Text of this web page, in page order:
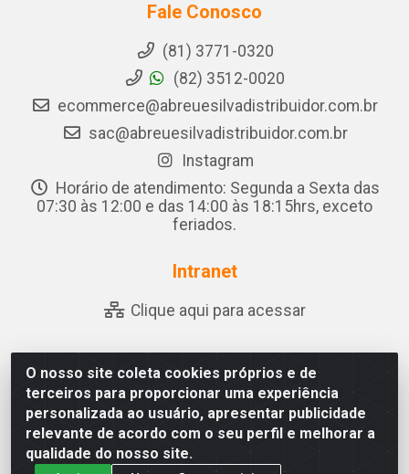
O nosso site coleta cookies próprios e de
terceiros para proporcionar uma experiência
personalizada ao usuário, apresentar publicidade
relevante de acordo com o seu perfil e melhorar a
qualidade do nosso site.
Fale Conosco
(81) 3771-0320
(82) 3512-0020
ecommerce@abreuesilvadistribuidor.com.br
sac@abreuesilvadistribuidor.com.br
Instagram
Horário de atendimento: Segunda a Sexta das
07:30 às 12:00 e das 14:00 às 18:15hrs, exceto
feriados.
Intranet
Clique aqui para acessar
Abreu & Silva - Rua Padre Jose de Souza Leite, 265 - Ariado,
Olho D'Água das Flores/AL - CEP 57.442-000 - CNPJ
04.790.656/0001-06